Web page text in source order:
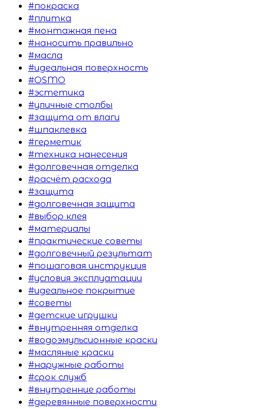
#покраска
#плитка
#монтажная пена
#наносить правильно
#масла
#идеальная поверхность
#OSMO
#эстетика
#уличные столбы
#защита от влаги
#шпаклевка
#герметик
#техника нанесения
#долговечная отделка
#расчёт расхода
#защита
#долговечная защита
#выбор клея
#материалы
#практические советы
#долговечный результат
#пошаговая инструкция
#условия эксплуатации
#идеальное покрытие
#советы
#детские игрушки
#внутренняя отделка
#водоэмульсионные краски
#масляные краски
#наружные работы
#срок служб
#внутренние работы
#деревянные поверхности